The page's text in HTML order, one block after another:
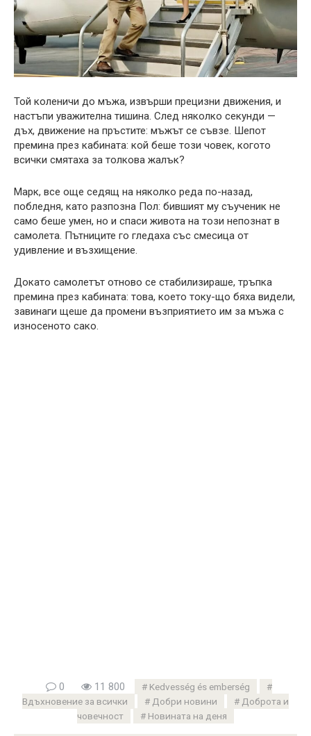
Той коленичи до мъжа, извърши прецизни движения, и
настъпи уважителна тишина. След няколко секунди —
дъх, движение на пръстите: мъжът се съвзе. Шепот
премина през кабината: кой беше този човек, когото
всички смятаха за толкова жалък?
Марк, все още седящ на няколко реда по-назад,
побледня, като разпозна Пол: бившият му съученик не
само беше умен, но и спаси живота на този непознат в
самолета. Пътниците го гледаха със смесица от
удивление и възхищение.
Докато самолетът отново се стабилизираше, тръпка
премина през кабината: това, което току-що бяха видели,
завинаги щеше да промени възприятието им за мъжа с
износеното сако.
0 11 800
Kedvesség és emberség
Вдъхновение за всички
Добри новини
Доброта и
човечност
Новината на деня